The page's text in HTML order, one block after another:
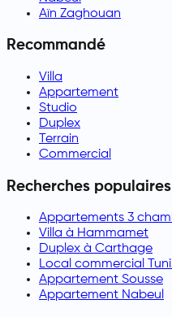
Aïn Zaghouan
Recommandé
Villa
Appartement
Studio
Duplex
Terrain
Commercial
Recherches populaires
Appartements 3
Villa à Hammamet
Duplex à Carthage
Local commercial
Appartement Sousse
Appartement Nabeul